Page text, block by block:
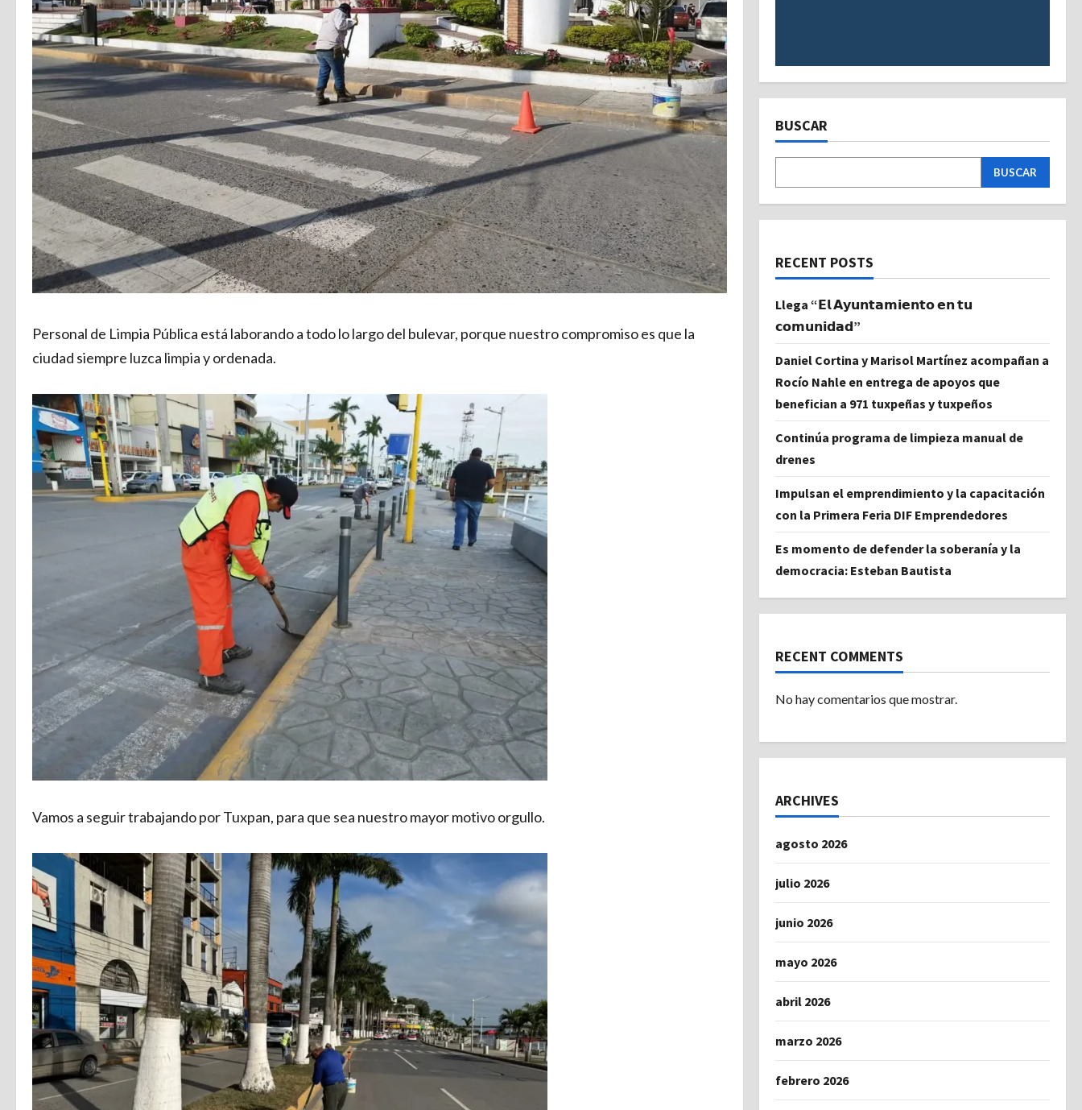
Personal de Limpia Pública está laborando a todo lo largo del bulevar, porque nuestro compromiso es que la
ciudad siempre luzca limpia y ordenada.
Vamos a seguir trabajando por Tuxpan, para que sea nuestro mayor motivo orgullo.
BUSCAR
BUSCAR
RECENT POSTS
Llega “𝗘𝗹 𝗔𝘆𝘂𝗻𝘁𝗮𝗺𝗶𝗲𝗻𝘁𝗼 𝗲𝗻 𝘁𝘂
𝗰𝗼𝗺𝘂𝗻𝗶𝗱𝗮𝗱”
Daniel Cortina y Marisol Martínez acompañan a
Rocío Nahle en entrega de apoyos que
benefician a 971 tuxpeñas y tuxpeños
Continúa programa de limpieza manual de
drenes
Impulsan el emprendimiento y la capacitación
con la Primera Feria DIF Emprendedores
Es momento de defender la soberanía y la
democracia: Esteban Bautista
RECENT COMMENTS
No hay comentarios que mostrar.
ARCHIVES
agosto 2026
julio 2026
junio 2026
mayo 2026
abril 2026
marzo 2026
febrero 2026